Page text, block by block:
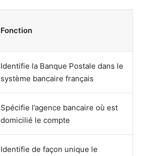
Fonction
Identifie la Banque Postale dans le
système bancaire français
Spécifie l’agence bancaire où est
domicilié le compte
Identifie de façon unique le